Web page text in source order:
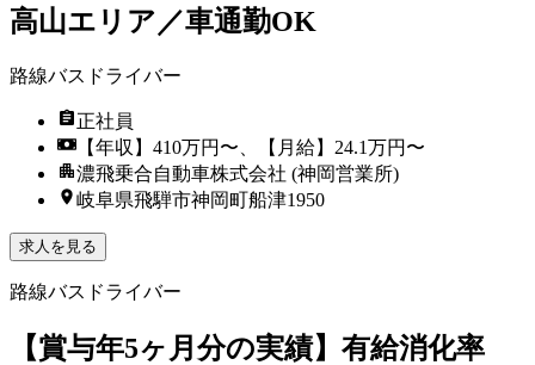
高山エリア／車通勤OK
路線バスドライバー
正社員
【年収】410万円〜、【月給】24.1万円〜
濃飛乗合自動車株式会社 (神岡営業所)
岐阜県飛騨市神岡町船津1950
求人を見る
路線バスドライバー
【賞与年5ヶ月分の実績】有給消化率